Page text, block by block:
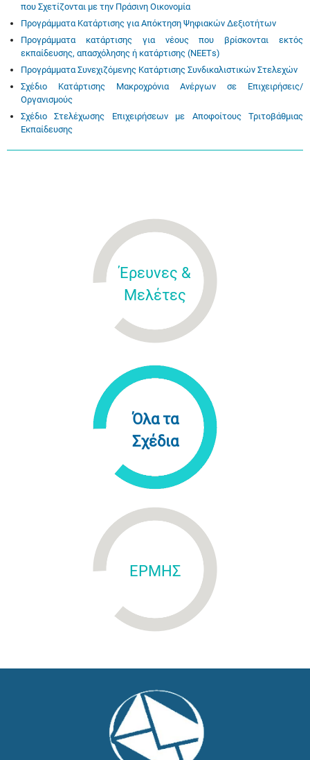
που Σχετίζονται με την Πράσινη Οικονομία
Προγράμματα Κατάρτισης για Απόκτηση Ψηφιακών Δεξιοτήτων
Προγράμματα κατάρτισης για νέους που βρίσκονται εκτός
εκπαίδευσης, απασχόλησης ή κατάρτισης (ΝΕΕΤs)
Προγράμματα Συνεχιζόμενης Κατάρτισης Συνδικαλιστικών Στελεχών
Σχέδιο Κατάρτισης Μακροχρόνια Ανέργων σε Επιχειρήσεις/
Οργανισμούς
Σχέδιο Στελέχωσης Επιχειρήσεων με Αποφοίτους Τριτοβάθμιας
Εκπαίδευσης
Έρευνες &
Μελέτες
Όλα τα
Σχέδια
ΕΡΜΗΣ